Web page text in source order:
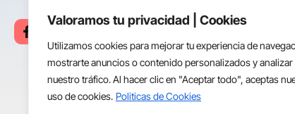
Valoramos tu privacidad | Cookies
Utilizamos cookies para mejorar tu experiencia de
mostrarte anuncios o contenido personalizados y analizar
nuestro tráfico. Al hacer clic en "Aceptar todo", aceptas
uso de cookies. Politicas de Cookies
F
a
I
s
t
a
g
r
Y
u
t
u
b
e